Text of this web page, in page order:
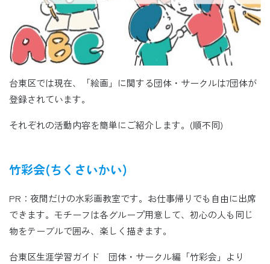
台東区では現在、「絵画」に関する団体・サークルは7団体が
登録されています。
それぞれの活動内容を簡単にご紹介します。(順不同)
竹彩会(ちくさいかい)
PR：夜間だけの水彩画教室です。お仕事帰りでも自由に出席
できます。モチーフは各グループ用意して、初心の人も同じ
物をテーブルで囲み、楽しく描きます。
台東区生涯学習ガイド 団体・サークル編「竹彩会」より